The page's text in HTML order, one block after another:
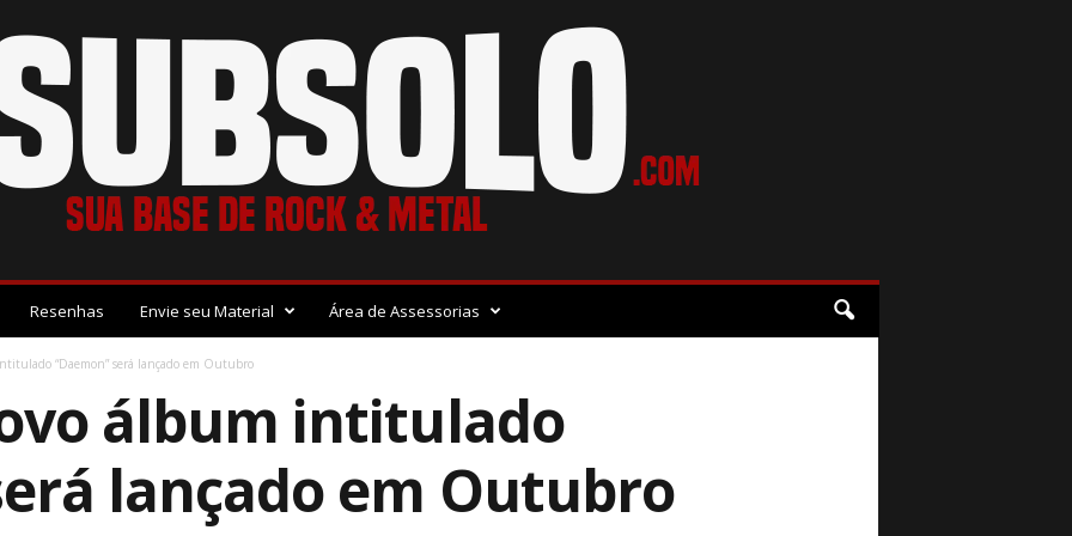
Resenhas Envie seu Material Área de Assessorias
“Daemon” será lançado em Outubro
álbum intitulado
lançado em Outubro